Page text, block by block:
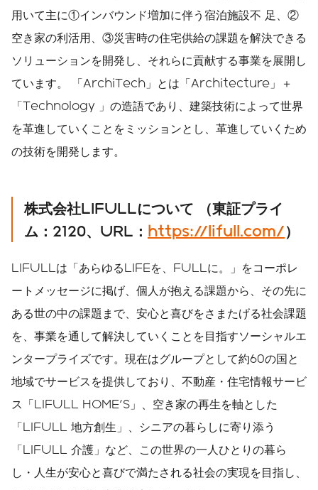
用いて主に①インバウンド増加に伴う宿泊施設不 足、②
空き家の利活用、③災害時の住宅供給の課題を解決できる
ソリューションを開発し、それらに貢献する事業を展開し
ています。 「ArchiTech」とは「Architecture」＋
「Technology 」の造語であり、建築技術によって世界
を革進していくことをミッションとし、革進していくため
の技術を開発します。
株式会社LIFULLについて （東証プライ
ム：2120、URL： https://lifull.com/）
LIFULLは「あらゆるLIFEを、FULLに。」をコーポレ
ートメッセージに掲げ、個人が抱える課題から、その先に
ある世の中の課題まで、安心と喜びをさまたげる社会課題
を、事業を通して解決していくことを目指すソーシャルエ
ンタープライズです。現在はグループとして約60の国と
地域でサービスを提供しており、不動産・住宅情報サービ
ス「LIFULL HOME'S」、空き家の再生を軸とした
「LIFULL 地方創生」、シニアの暮らしに寄り添う
「LIFULL 介護」など、この世界の一人ひとりの暮ら
し・人生が安心と喜びで満たされる社会の実現を目指し、